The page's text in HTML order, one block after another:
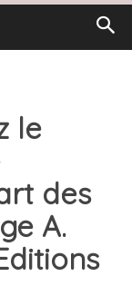
le
des
A.